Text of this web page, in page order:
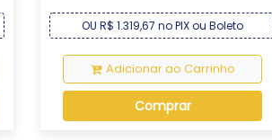
OU R$ 1.319,67 no PIX ou Boleto
Adicionar ao Carrinho
Comprar